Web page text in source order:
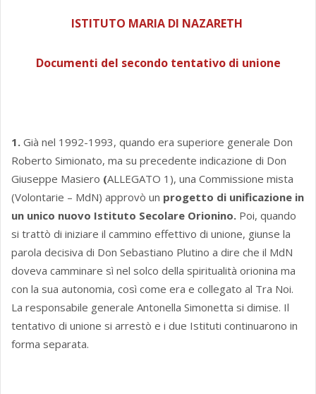
ISTITUTO MARIA DI NAZARETH
Documenti del secondo tentativo di unione
1. Già nel 1992-1993, quando era superiore generale Don
Roberto Simionato, ma su precedente indicazione di Don
Giuseppe Masiero (ALLEGATO 1), una Commissione mista
(Volontarie – MdN) approvò un progetto di unificazione in
un unico nuovo Istituto Secolare Orionino. Poi, quando
si trattò di iniziare il cammino effettivo di unione, giunse la
parola decisiva di Don Sebastiano Plutino a dire che il MdN
doveva camminare sì nel solco della spiritualità orionina ma
con la sua autonomia, così come era e collegato al Tra Noi.
La responsabile generale Antonella Simonetta si dimise. Il
tentativo di unione si arrestò e i due Istituti continuarono in
forma separata.